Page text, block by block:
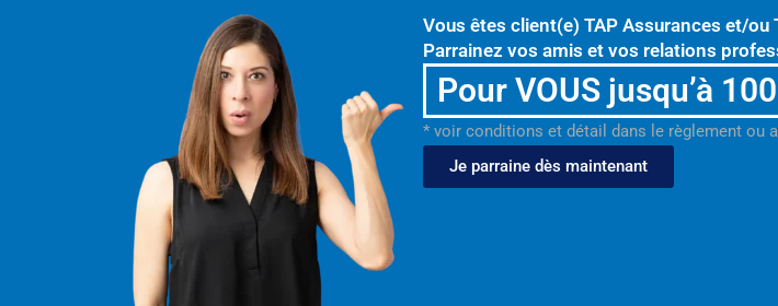
Vous êtes client(e) TAP Assurances et/ou
Parrainez vos amis et vos relations
Pour VOUS jusqu’à
* voir conditions et détail dans le règlement ou
Je parraine dès maintenant